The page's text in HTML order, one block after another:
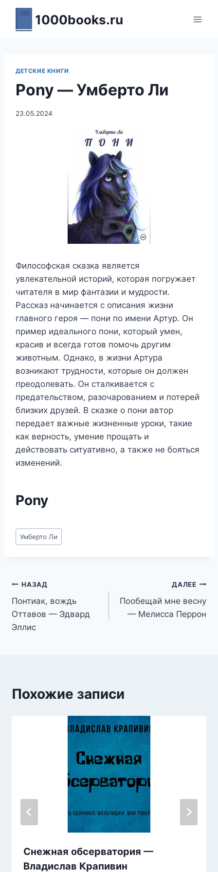
Перейти
содержимому
1000books.ru
ДЕТСКИЕ КНИГИ
Pony — Умберто Ли
23.05.2024
Философская сказка является
увлекательной историй, которая погружает
читателя в мир фантазии и мудрости.
Рассказ начинается с описания жизни
главного героя — пони по имени Артур. Он
пример идеального пони, который умен,
красив и всегда готов помочь другим
животным. Однако, в жизни Артура
возникают трудности, которые он должен
преодолевать. Он сталкивается с
предательством, разочарованием и потерей
близких друзей. В сказке о пони автор
передает важные жизненные уроки, такие
как верность, умение прощать и
действовать ситуативно, а также не бояться
изменений.
Pony
Метки
записи:
Умберто Ли
Навигация
по
записям
НАЗАД
Понтиак, вождь
Оттавов — Эдвард
Эллис
ДАЛЕЕ
Пообещай мне весну
— Мелисса Перрон
Похожие записи
Снежная обсерватория —
Владислав Крапивин